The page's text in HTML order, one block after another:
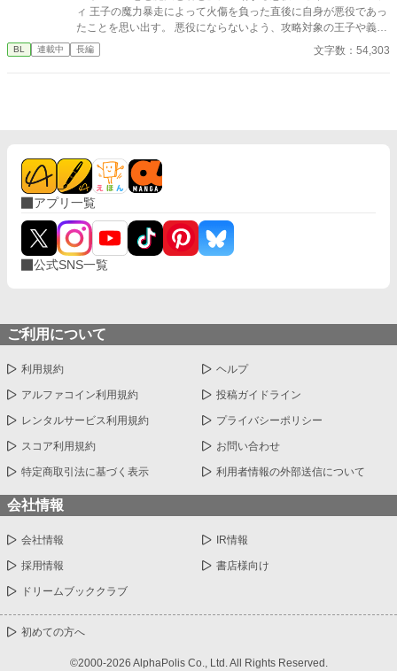
にしたほうが倫理観からすると良いのでしょうが、本能には抗え
ませんでした。 今日までの短編公募に間に合わなかったため供
っております。 性癖の近しい方に刺されば、非常に嬉しいです。
ィ 王子の魔力暴走によって火傷を負った直後に自身が悪役であっ
たことを思い出す。 悪役にならないよう、攻略対象の王子や義弟
に近寄らないようにしていたが、逆に構われてしまう。 そしてつ
いにゲーム本編に突入してしまうが、主人公や他の攻略対象の様
BL 連載中 長編 文字数：54,303
アプリ一覧
公式SNS一覧
ご利用について
利用規約 ヘルプ
アルファコイン利用規約 投稿ガイドライン
レンタルサービス利用規約 プライバシーポリシー
スコア利用規約 お問い合わせ
特定商取引法に基づく表示 利用者情報の外部送信について
会社情報
会社情報 IR情報
採用情報 書店様向け
ドリームブッククラブ
初めての方へ
©2000-2026 AlphaPolis Co., Ltd. All Rights Reserved.